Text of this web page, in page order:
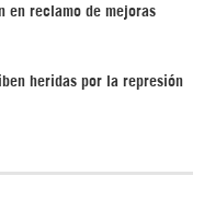
en reclamo de mejoras
heridas por la represión